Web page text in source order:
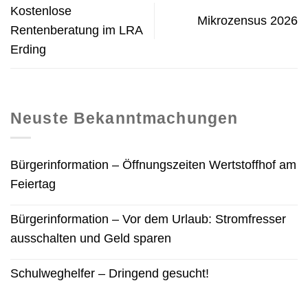
Kostenlose
Rentenberatung im LRA
Erding
Mikrozensus 2026
Neuste Bekanntmachungen
Bürgerinformation – Öffnungszeiten Wertstoffhof am
Feiertag
Bürgerinformation – Vor dem Urlaub: Stromfresser
ausschalten und Geld sparen
Schulweghelfer – Dringend gesucht!